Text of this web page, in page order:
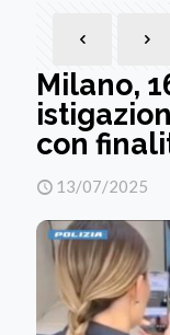
Milano,
con
13/07/2025